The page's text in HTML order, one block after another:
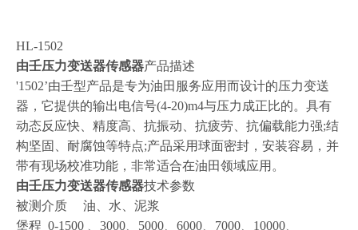
HL-1502
由壬压力变送器传感器产品描述
'1502’由壬型产品是专为油田服务应用而设计的压力变送
器，它提供的输出电信号(4-20)m4与压力成正比的。具有
动态反应快、精度高、抗振动、抗疲劳、抗偏载能力强;结
构坚固、耐腐蚀等特点;产品采用球面密封，安装容易，并
带有现场校准功能，非常适合在油田领域应用。
由壬压力变送器传感器技术参数
被测介质
油、水、泥浆
堡程 0-1500 、3000、5000、6000、7000、10000、